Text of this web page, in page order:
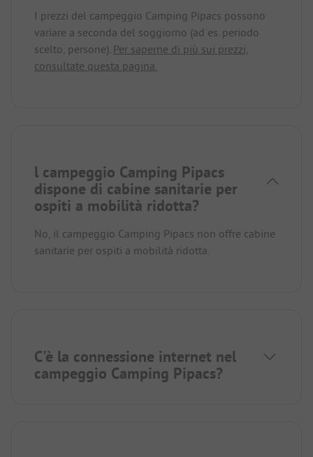
I prezzi del campeggio Camping Pipacs possono
variare a seconda del soggiorno (ad es. periodo
scelto, persone). Per saperne di più sui prezzi,
consultate questa pagina.
l campeggio Camping Pipacs
dispone di cabine sanitarie per
ospiti a mobilità ridotta?
No, il campeggio Camping Pipacs non offre cabine
sanitarie per ospiti a mobilità ridotta.
C'è la connessione internet nel
campeggio Camping Pipacs?